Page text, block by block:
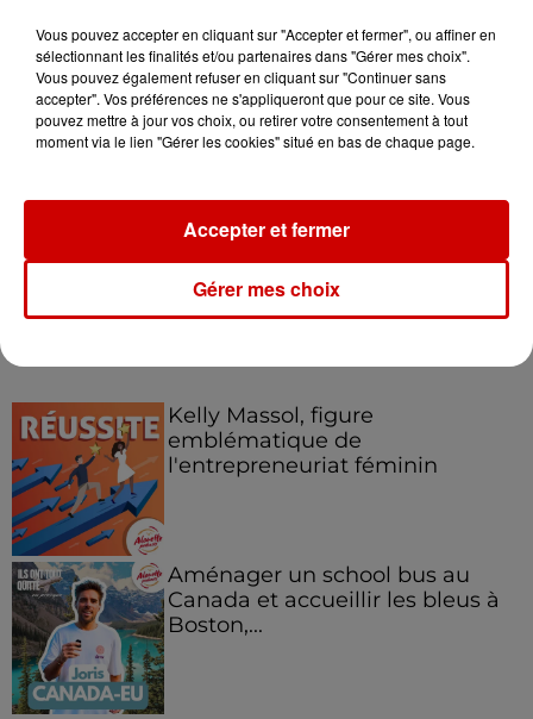
meilleurs spots d'observation
du...
7 août 2026
Duralex et la...
Kelly Massol, figure
emblématique de
l'entrepreneuriat féminin
Aménager un school bus au
Canada et accueillir les bleus à
Boston,...
Vous pouvez accepter en cliquant sur "Accepter et fermer", ou affiner en
sélectionnant les finalités et/ou partenaires dans "Gérer mes choix".
Vous pouvez également refuser en cliquant sur "Continuer sans
accepter". Vos préférences ne s'appliqueront que pour ce site. Vous
pouvez mettre à jour vos choix, ou retirer votre consentement à tout
moment via le lien "Gérer les cookies" situé en bas de chaque page.
Gérer mes choix
Accepter et fermer